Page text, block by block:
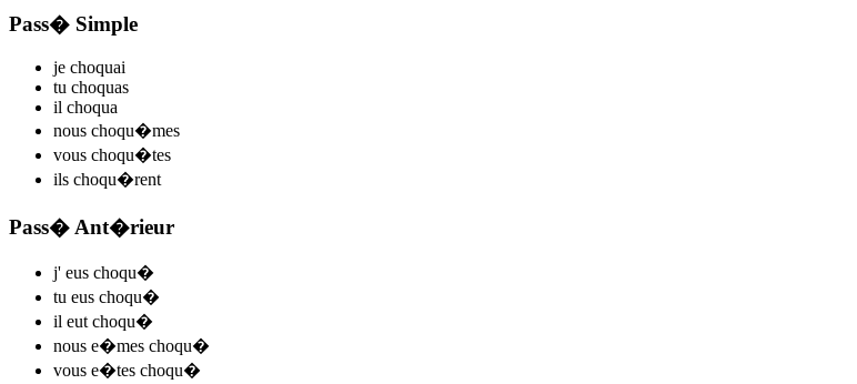
Pass� Simple
je choquai
tu choquas
il choqua
nous choqu�mes
vous choqu�tes
ils choqu�rent
Pass� Ant�rieur
j' eus choqu�
tu eus choqu�
il eut choqu�
nous e�mes choqu�
vous e�tes choqu�